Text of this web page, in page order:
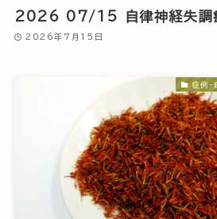
2026 07/15 自律神経失調
2026年7月15日
症例-